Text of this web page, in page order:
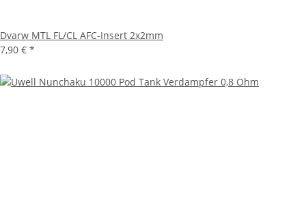
Dvarw MTL FL/CL AFC-Insert 2x2mm
7,90 € *